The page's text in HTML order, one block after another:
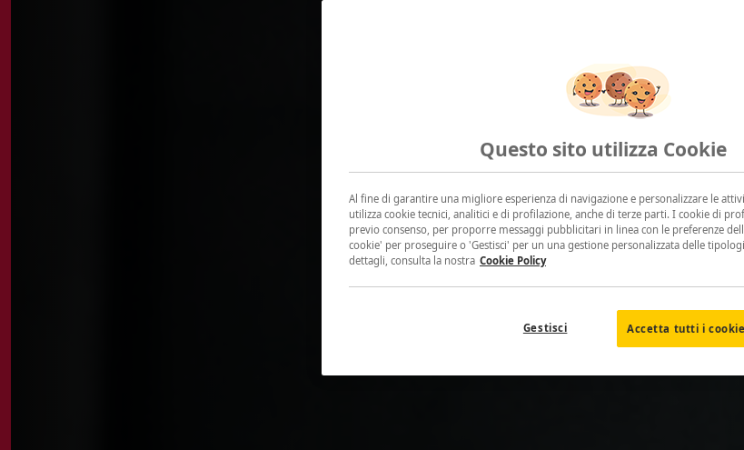
Questo sito utilizza Cookie
Al fine di garantire una migliore esperienza di navigazione e personalizzare le
utilizza cookie tecnici, analitici e di profilazione, anche di terze parti. I cookie di
previo consenso, per proporre messaggi pubblicitari in linea con le preferenze
cookie' per proseguire o 'Gestisci' per un una gestione personalizzata delle
dettagli, consulta la nostra Cookie Policy
Accetta tutti i cookie
Gestisci